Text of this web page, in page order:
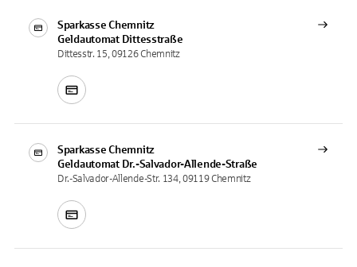
Sparkasse Chemnitz
Geldautomat Dittesstraße
Dittesstr. 15, 09126 Chemnitz
Sparkasse Chemnitz
Geldautomat Dr.-Salvador-Allende-Straße
Dr.-Salvador-Allende-Str. 134, 09119 Chemnitz